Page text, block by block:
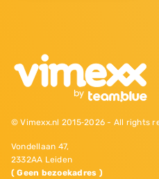
© Vimexx.nl 2015‐2026 - All rights
Vondellaan 47,
2332AA Leiden
( Geen bezoekadres )